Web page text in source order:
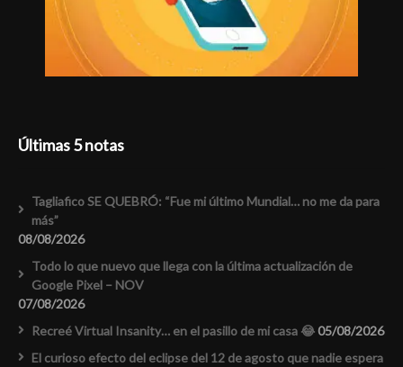
Últimas 5 notas
Tagliafico SE QUEBRÓ: “Fue mi último Mundial… no me da para
más”
08/08/2026
Todo lo que nuevo que llega con la última actualización de
Google Pixel – NOV
07/08/2026
Recreé Virtual Insanity… en el pasillo de mi casa 😂05/08/2026
El curioso efecto del eclipse del 12 de agosto que nadie espera